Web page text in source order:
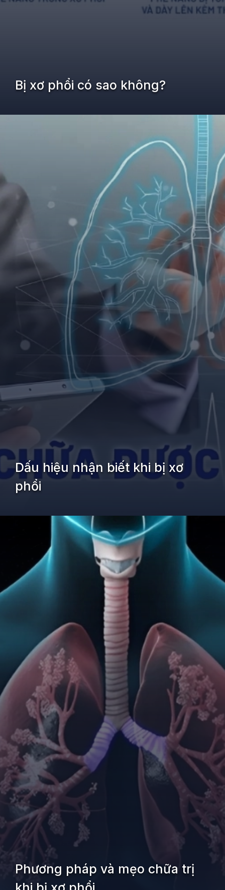
Bị xơ phổi có sao không?
https://kiemvieclam.vn/bi-xo-phoi-co-sao-khong
Dấu hiệu nhận biết khi bị xơ
phổi
Phương pháp và mẹo chữa trị